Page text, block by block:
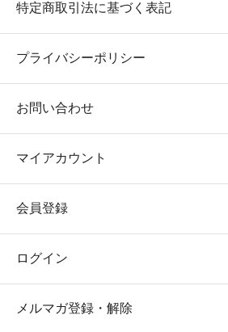
特定商取引法に基づく表記
プライバシーポリシー
お問い合わせ
マイアカウント
会員登録
ログイン
メルマガ登録・解除